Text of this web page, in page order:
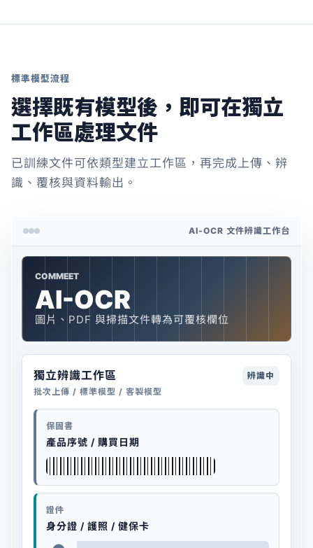
標準模型流程
選擇既有模型後，即可在獨立
工作區處理文件
已訓練文件可依類型建立工作區，再完成上傳、辨
識、覆核與資料輸出。
AI-OCR 文件辨識工作台
COMMEET
AI-OCR
圖片、PDF 與掃描文件轉為可覆核欄位
獨立辨識工作區
批次上傳 / 標準模型 / 客製模型
辨識中
保固書
產品序號 / 購買日期
證件
身分證 / 護照 / 健保卡